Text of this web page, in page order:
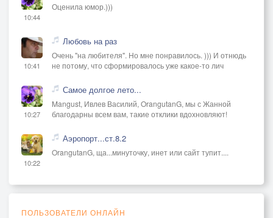
10:44
Оценила юмор.)))
10:41
Любовь на раз
Очень "на любителя". Но мне понравилось. ))) И отнюдь
не потому, что сформировалось уже какое-то лич
10:27
Самое долгое лето...
Mangust, Ивлев Василий, OrangutanG, мы с Жанной
благодарны всем вам, такие отклики вдохновляют!
10:22
Аэропорт...ст.8.2
OrangutanG, ща...минуточку, инет или сайт тупит....
ПОЛЬЗОВАТЕЛИ ОНЛАЙН